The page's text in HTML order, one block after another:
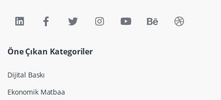
Öne Çıkan Kategoriler
Dijital Baskı
Ekonomik Matbaa